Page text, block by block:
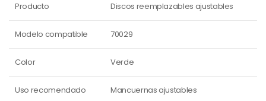
Producto Discos reemplazables ajustables
Modelo compatible 70029
Color Verde
Uso recomendado Mancuernas ajustables